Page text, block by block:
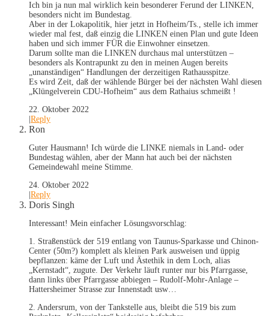
Ich bin ja nun mal wirklich kein besonderer Ferund der LINKEN,
besonders nicht im Bundestag.
Aber in der Lokapolitik, hier jetzt in Hofheim/Ts., stelle ich immer
wieder mal fest, daß einzig die LINKEN einen Plan und gute Ideen
haben und sich immer FÜR die Einwohner einsetzen.
Darum sollte man die LINKEN durchaus mal unterstützen –
besonders als Kontrapunkt zu den in meinen Augen bereits
„unanständigen“ Handlungen der derzeitigen Rathausspitze.
Es wird Zeit, daß der wählende Bürger bei der nächsten Wahl diesen
„Klüngelverein CDU-Hofheim“ aus dem Rathaius schmeißt !
22. Oktober 2022
Reply
Ron
Guter Hausmann! Ich würde die LINKE niemals in Land- oder
Bundestag wählen, aber der Mann hat auch bei der nächsten
Gemeindewahl meine Stimme.
24. Oktober 2022
Reply
Doris Singh
Interessant! Mein einfacher Lösungsvorschlag:
1. Straßenstück der 519 entlang von Taunus-Sparkasse und Chinon-
Center (50m?) komplett als kleinen Park ausweisen und üppig
bepflanzen: käme der Luft und Ästethik in dem Loch, alias
„Kernstadt“, zugute. Der Verkehr läuft runter nur bis Pfarrgasse,
dann links über Pfarrgasse abbiegen – Rudolf-Mohr-Anlage –
Hattersheimer Strasse zur Innenstadt usw…
2. Andersrum, von der Tankstelle aus, bleibt die 519 bis zum